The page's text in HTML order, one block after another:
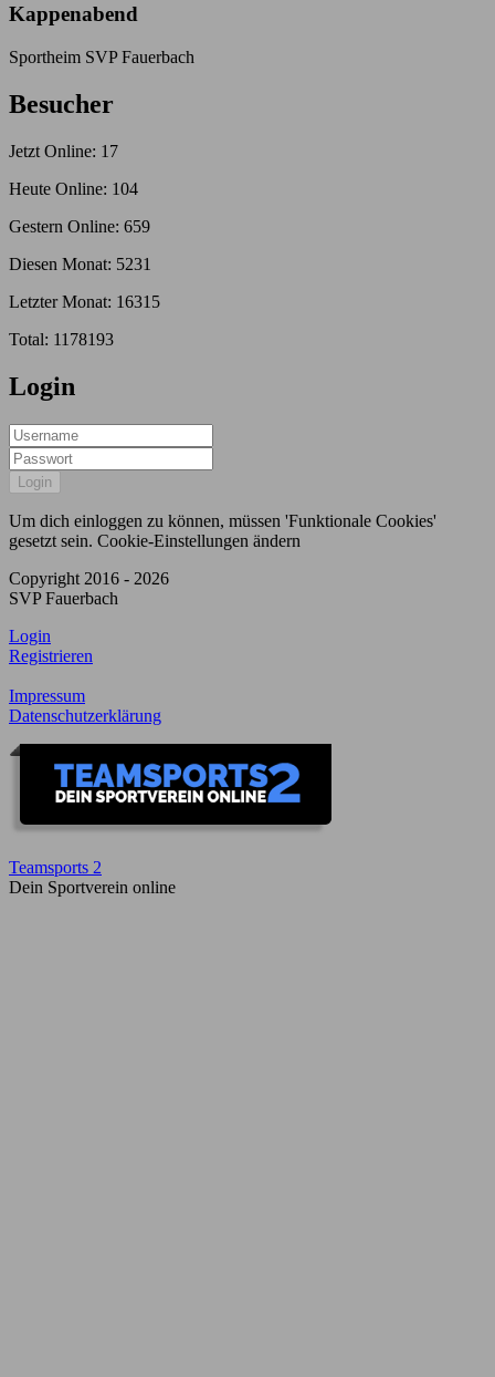
Kappenabend
Sportheim SVP Fauerbach
Besucher
Jetzt Online: 17
Heute Online: 104
Gestern Online: 659
Diesen Monat: 5231
Letzter Monat: 16315
Total: 1178193
Login
Um dich einloggen zu können, müssen 'Funktionale Cookies'
gesetzt sein. Cookie-Einstellungen ändern
Copyright 2016 - 2026
SVP Fauerbach
Login
Registrieren
Impressum
Datenschutzerklärung
Teamsports 2
Dein Sportverein online